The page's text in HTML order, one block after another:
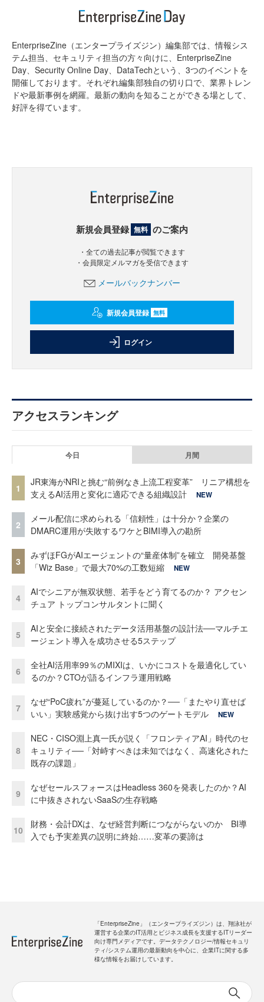
EnterpriseZine（エンタープライズジン）編集部では、情報シス
テム担当、セキュリティ担当の方々向けに、EnterpriseZine
Day、Security Online Day、DataTechという、3つのイベントを
開催しております。それぞれ編集部独自の切り口で、業界トレン
ドや最新事例を網羅。最新の動向を知ることができる場として、
好評を得ています。
新規会員登録 無料 のご案内
・全ての過去記事が閲覧できます
・会員限定メルマガを受信できます
メールバックナンバー
新規会員登録 無料
ログイン
アクセスランキング
今日 月間
1
JR東海がNRIと挑む“前例なき上流工程変革” リニア構想を
支えるAI活用と変化に適応できる組織設計
NEW
2
メール配信に求められる「信頼性」は十分か？企業の
DMARC運用が失敗するワケとBIMI導入の勘所
3
みずほFGがAIエージェントの“量産体制”を確立 開発基盤
「Wiz Base」で最大70%の工数短縮
NEW
4
AIでシニアが無双状態、若手をどう育てるのか？ アクセン
チュア トップコンサルタントに聞く
5
AIと安全に接続されたデータ活用基盤の設計法──マルチエ
ージェント導入を成功させる5ステップ
6
全社AI活用率99％のMIXIは、いかにコストを最適化してい
るのか？CTOが語るインフラ運用戦略
7
なぜ“PoC疲れ”が蔓延しているのか？──「またやり直せば
いい」実験感覚から抜け出す5つのゲートモデル
NEW
8
NEC・CISO淵上真一氏が説く「フロンティアAI」時代のセ
キュリティ──「対峙すべきは未知ではなく、高速化された
既存の課題」
9
なぜセールスフォースはHeadless 360を発表したのか？AI
に中抜きされないSaaSの生存戦略
10
財務・会計DXは、なぜ経営判断につながらないのか BI導
入でも予実差異の説明に終始……変革の要諦は
「EnterpriseZine」（エンタープライズジン）は、翔泳社が
運営する企業のIT活用とビジネス成長を支援するITリーダー
向け専門メディアです。データテクノロジー/情報セキュリ
ティ/システム運用の最新動向を中心に、企業ITに関する多
様な情報をお届けしています。